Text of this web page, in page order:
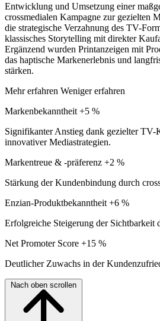
Entwicklung und Umsetzung einer
crossmedialen Kampagne zur gezielten
die strategische Verzahnung des TV-
klassisches Storytelling mit direkter
Ergänzend wurden Printanzeigen mit
das haptische Markenerlebnis und
stärken.
Mehr erfahren Weniger erfahren
Markenbekanntheit +5 %
Signifikanter Anstieg dank gezielter TV-
innovativer Mediastrategien.
Markentreue & -präferenz +2 %
Stärkung der Kundenbindung durch
Enzian-Produktbekanntheit +6 %
Erfolgreiche Steigerung der Sichtbarkeit
Net Promoter Score +15 %
Deutlicher Zuwachs in der
Nach oben scrollen